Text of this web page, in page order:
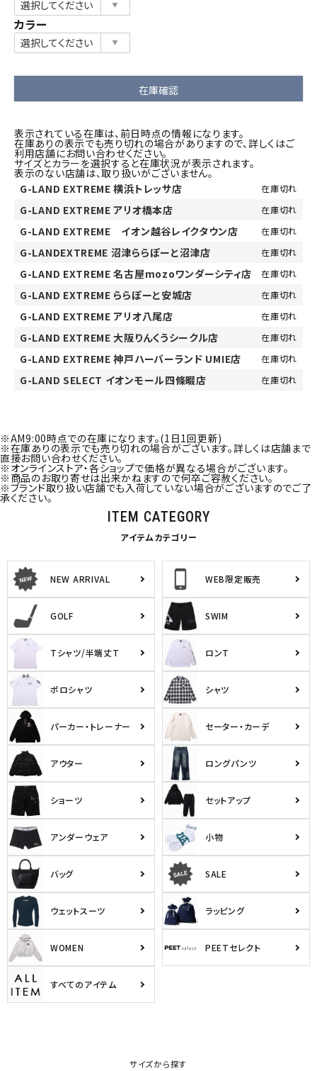
カラー
在庫確認
表示されている在庫は、前日時点の情報になります。
在庫ありの表示でも売り切れの場合がありますので、詳しくはご
利用店舗にお問い合わせください。
サイズとカラーを選択すると在庫状況が表示されます。
表示のない店舗は、取り扱いがございません。
G-LAND EXTREME 横浜トレッサ店
在庫切れ
G-LAND EXTREME アリオ橋本店 在庫切れ
G-LAND EXTREME イオン越谷レイクタウン店 在庫切れ
G-LANDEXTREME 沼津ららぽーと沼津店 在庫切れ
G-LAND EXTREME 名古屋mozoワンダーシティ店 在庫切れ
G-LAND EXTREME ららぽーと安城店 在庫切れ
G-LAND EXTREME アリオ八尾店 在庫切れ
G-LAND EXTREME 大阪りんくうシークル店 在庫切れ
G-LAND EXTREME 神戸ハーバーランド UMIE店 在庫切れ
G-LAND SELECT イオンモール四條畷店 在庫切れ
※AM9:00時点での在庫になります。(1日1回更新)
※在庫ありの表示でも売り切れの場合がございます。詳しくは店舗まで
直接お問い合わせください。
※オンラインストア・各ショップで価格が異なる場合がございます。
※商品のお取り寄せは出来かねますので何卒ご容赦ください。
※ブランド取り扱い店舗でも入荷していない場合がございますのでご了
承ください。
ITEM CATEGORY
アイテムカテゴリー
NEW ARRIVAL WEB限定販売
GOLF SWIM
Tシャツ/半端丈T ロンT
ポロシャツ シャツ
パーカー・トレーナー セーター・カーデ
アウター ロングパンツ
ショーツ セットアップ
アンダーウェア 小物
バッグ SALE
ウェットスーツ ラッピング
WOMEN PEETセレクト
すべてのアイテム
サイズから探す